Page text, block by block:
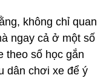
không chỉ quan
ngay cả ở một số
theo số học gắn
dân chơi xe để ý